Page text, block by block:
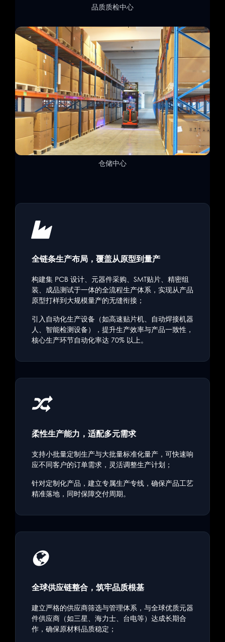
品质质检中心
仓储中心
全链条生产布局，覆盖从原型到量产
构建集 PCB 设计、元器件采购、SMT贴片、精密组
装、成品测试于一体的全流程生产体系，实现从产品
原型打样到大规模量产的无缝衔接；
引入自动化生产设备（如高速贴片机、自动焊接机器
人、智能检测设备），提升生产效率与产品一致性，
核心生产环节自动化率达 70% 以上。
柔性生产能力，适配多元需求
支持小批量定制生产与大批量标准化量产，可快速响
应不同客户的订单需求，灵活调整生产计划；
针对定制化产品，建立专属生产专线，确保产品工艺
精准落地，同时保障交付周期。
全球供应链整合，筑牢品质根基
建立严格的供应商筛选与管理体系，与全球优质元器
件供应商（如三星、海力士、台电等）达成长期合
作，确保原材料品质稳定；